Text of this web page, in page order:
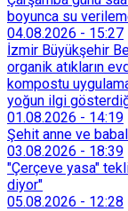
boyunca su
04.08.2026 - 15:27
İzmir Büyükşehir
organik atıkların
kompostu
yoğun ilgi
Tarımsal Hizmetler
128 bokaşi
sürdürülebilir atık
01.08.2026 - 14:19
Şehit anne ve
03.08.2026 - 18:39
"Çerçeve yasa"
diyor"
05.08.2026 - 12:28